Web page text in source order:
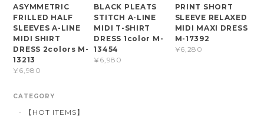
ASYMMETRIC
FRILLED HALF
SLEEVES A-LINE
MIDI SHIRT
DRESS 2colors M-
13213
¥6,980
BLACK PLEATS
STITCH A-LINE
MIDI T-SHIRT
DRESS 1color M-
13454
¥6,980
PRINT SHORT
SLEEVE RELAXED
MIDI MAXI DRESS
M-17392
¥6,280
CATEGORY
【HOT ITEMS】